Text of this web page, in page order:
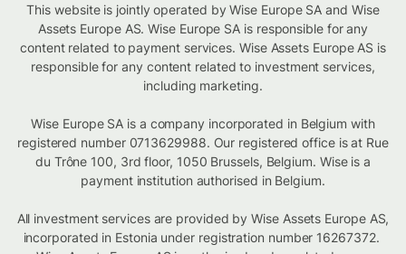
This website is jointly operated by Wise Europe SA and Wise
Assets Europe AS. Wise Europe SA is responsible for any
content related to payment services. Wise Assets Europe AS is
responsible for any content related to investment services,
including marketing.
Wise Europe SA is a company incorporated in Belgium with
registered number 0713629988. Our registered office is at Rue
du Trône 100, 3rd floor, 1050 Brussels, Belgium. Wise is a
payment institution authorised in Belgium.
All investment services are provided by Wise Assets Europe AS,
incorporated in Estonia under registration number 16267372.